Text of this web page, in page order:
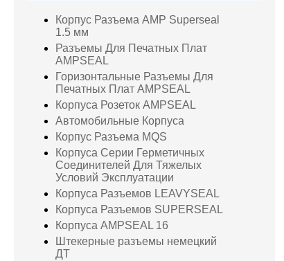
Корпус Разъема AMP Superseal
1.5 мм
Разъемы Для Печатных Плат
AMPSEAL
Горизонтальные Разъемы Для
Печатных Плат AMPSEAL
Корпуса Розеток AMPSEAL
Автомобильные Корпуса
Корпус Разъема MQS
Корпуса Серии Герметичных
Соединителей Для Тяжелых
Условий Эксплуатации
Корпуса Разъемов LEAVYSEAL
Корпуса Разъемов SUPERSEAL
Корпуса AMPSEAL 16
Штекерные разъемы немецкий
ДТ